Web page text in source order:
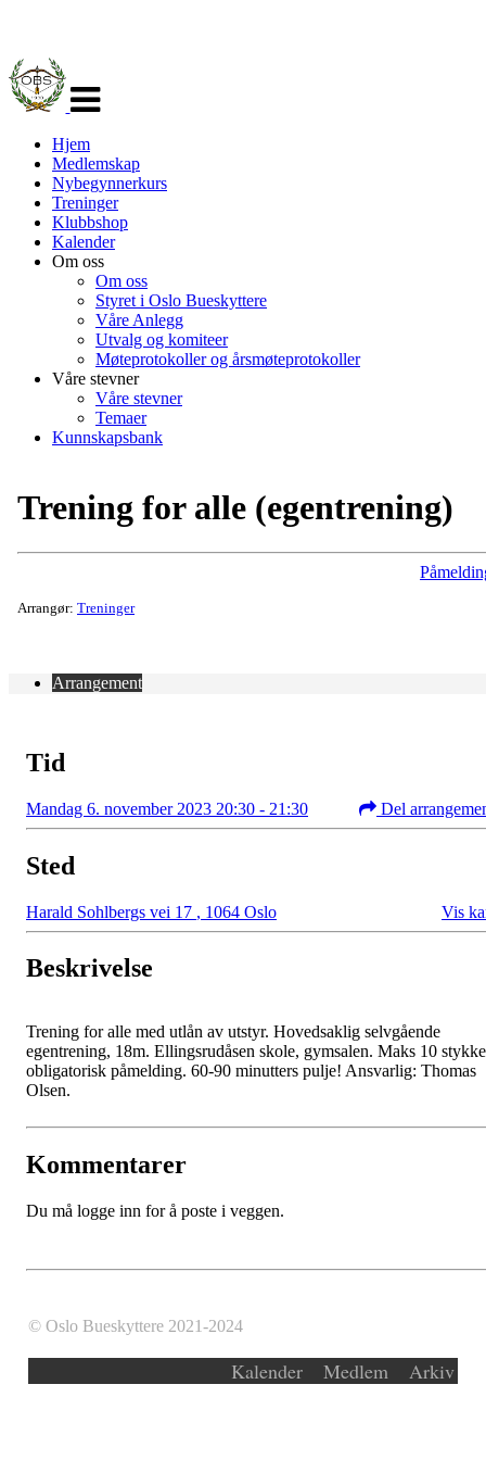
navigasjon
Hjem
Medlemskap
Nybegynnerkurs
Treninger
Klubbshop
Kalender
Om oss
Om oss
Styret i Oslo Bueskyttere
Våre Anlegg
Utvalg og komiteer
Møteprotokoller og årsmøteprotokoller
Våre stevner
Våre stevner
Temaer
Kunnskapsbank
Trening for alle (egentrening)
Arrangør: Treninger
Arrangement
Tid
Mandag 6. november 2023 20:30 - 21:30 Del
Sted
Harald Sohlbergs vei 17 , 1064 Oslo Vis
Beskrivelse
Trening for alle med utlån av utstyr. Hovedsaklig selvgående
egentrening, 18m. Ellingsrudåsen skole, gymsalen. Maks 10
obligatorisk påmelding. 60-90 minutters pulje! Ansvarlig: Thomas
Olsen.
Kommentarer
Du må logge inn for å poste i veggen.
© Oslo Bueskyttere 2021-2024
Kalender Medlem Arkiv